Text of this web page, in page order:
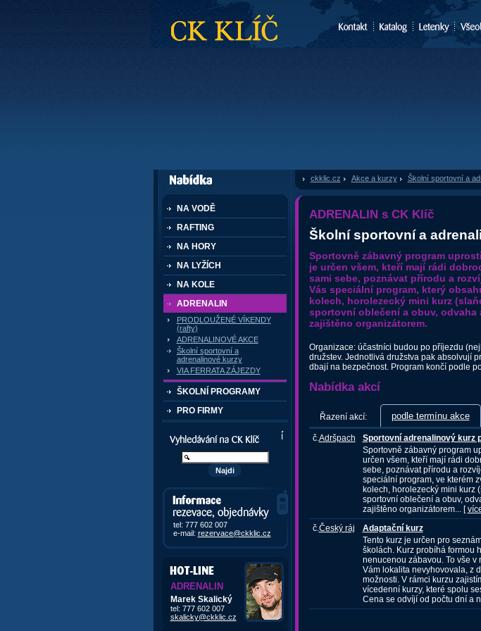
CK Klíč
dále nabízí
NA VODĚ
RAFTING
NA HORY
NA LYŽÍCH
NA KOLE
ADRENALIN
PRODLOUŽENÉ VÍKENDY
(rafty)
ADRENALINOVÉ AKCE
Školní sportovní a
adrenalinové kurzy
VIA FERRATA ZÁJEZDY
ŠKOLNÍ PROGRAMY
PRO FIRMY
Vyhledávání kurzů a akcí
Informace, rezervace,
objedávky
tel: 777 602 007
e-mail: rezervace@ckklic.cz
ADRENALIN
Marek Skalický
tel: 777 602 007
skalicky@ckklic.cz
ckklic.cz Akce a kurzy» Školní sportovní a
ADRENALIN s CK Klíč
Školní sportovní a
Sportovně zábavný program
je určen všem, kteří mají rádi
sami sebe, poznávat přírodu a
Vás speciální program, který
kolech, horolezecký mini kurz
sportovní oblečení a obuv, odvaha
zajištěno organizátorem.
Organizace: účastníci budou po příjezdu
družstev. Jednotlivá družstva pak absolvují
dbají na bezpečnost. Program končí podle
Nabídka akcí
Řazení akcí: podle termínu akce
č. Adršpach
Sportovní adrenalinový kurz
Sportovně zábavný program
určen všem, kteří mají rádi
sebe, poznávat přírodu a
speciální program, ve kterém
kolech, horolezecký mini kurz
sportovní oblečení a obuv,
zajištěno organizátorem... [
č. Český ráj
Adaptační kurz
Tento kurz je určen pro
školách. Kurz probíhá formou
nenucenou zábavou. To vše
Vám lokalita nevyhovovala, z
možnosti. V rámci kurzu
vícedenní kurzy, které spolu
Cena se odvíjí od počtu dní a